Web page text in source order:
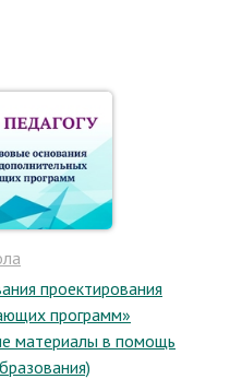
проектирования
программ»
материалы в помощь